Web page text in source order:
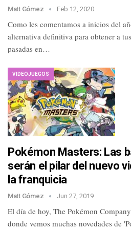
Matt Gómez Feb 12, 2020
Como les comentamos a inicios del
alternativa definitiva para obtener a
pasadas en…
VIDEOJUEGOS
Pokémon Masters: Las
serán el pilar del nuevo
la franquicia
Matt Gómez Jun 27, 2019
El día de hoy, The Pokémon
donde vemos muchas novedades de